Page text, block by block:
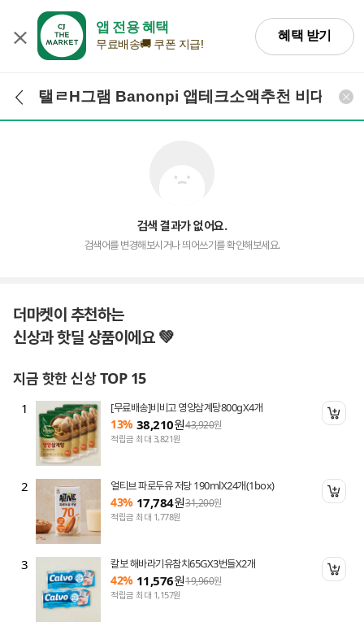
앱 전용 혜택
무료배송🚚 쿠폰 지급!
혜택 받기
검색어 입력 검
검색 결과가 없어요.
검색어를 변경해보시거나 띄어쓰기를 확인해보세요.
더마켓이 추천하는
신상과 핫딜 상품이에요 💚
지금 핫한 신상 TOP 15
담기
담기
담기
1 [무료배송]비비고 영양삼계탕800gX4개
13% 38,210원43,920원
적립금 최대 3,821원
2 얼티브 파로두유 저당 190mlX24개(1box)
43% 17,784원31,200원
적립금 최대 1,778원
3 칼보 해바라기유참치65GX3번들X2개
42% 11,576원19,960원
적립금 최대 1,157원